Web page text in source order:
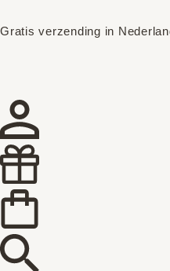
Gratis verzending in